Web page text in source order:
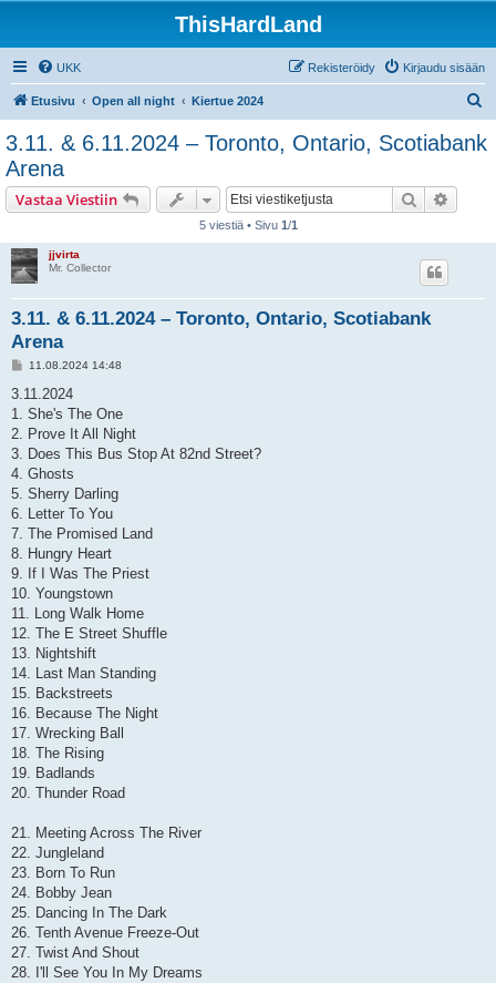
ThisHardLand
UKK Kirjaudu sisään
Rekisteröidy
Etusivu Open all night Kiertue 2024
s
3.11. & 6.11.2024 – Toronto, Ontario, Scotiabank
Arena
Vastaa Viestiin Etsi
5 viestiä • Sivu 1/1
jjvirta
Mr. Collector
3.11. & 6.11.2024 – Toronto, Ontario, Scotiabank
Arena
V
e
11.08.2024 14:48
3.11.2024
1. She's The One
2. Prove It All Night
3. Does This Bus Stop At 82nd Street?
4. Ghosts
5. Sherry Darling
6. Letter To You
7. The Promised Land
8. Hungry Heart
9. If I Was The Priest
10. Youngstown
11. Long Walk Home
12. The E Street Shuffle
13. Nightshift
14. Last Man Standing
15. Backstreets
16. Because The Night
17. Wrecking Ball
18. The Rising
19. Badlands
20. Thunder Road
21. Meeting Across The River
22. Jungleland
23. Born To Run
24. Bobby Jean
25. Dancing In The Dark
26. Tenth Avenue Freeze-Out
27. Twist And Shout
28. I'll See You In My Dreams